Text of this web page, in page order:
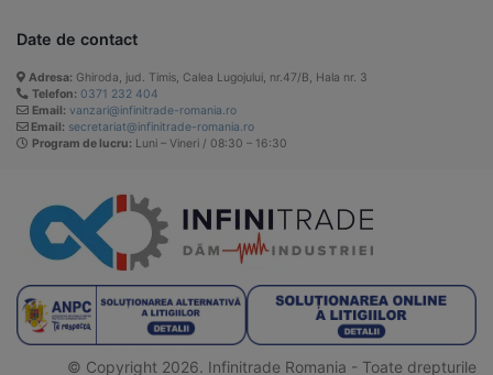
Date de contact
Adresa: Ghiroda, jud. Timis, Calea Lugojului, nr.47/B, Hala nr. 3
Telefon: 0371 232 404
Email: vanzari@infinitrade-romania.ro
Email: secretariat@infinitrade-romania.ro
Program de lucru: Luni – Vineri / 08:30 – 16:30
© Copyright 2026. Infinitrade Romania - Toate drepturile